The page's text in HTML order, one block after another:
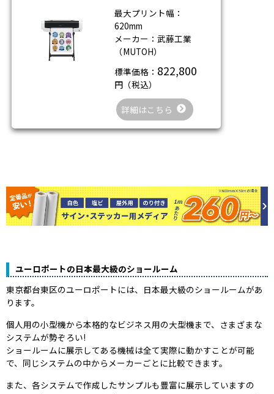
最大プリント幅：
620mm
メーカー：武藤工業
（MUTOH）
標準価格： 822,800
円（税込）
詳細はこちら
ユーロポートの日本最大級のショールーム
東京都台東区のユーロポートには、日本最大級のショールームがあ
ります。
個人用の小型機から本格的なビジネス用の大型機まで、さまざまな
システムが勢ぞろい!
ショールームに展示してある機械は全て実際に動かすことが可能
で、同じシステムの中からメーカーごとに比較できます。
また、各システムで作成したサンプルも豊富に展示していますの